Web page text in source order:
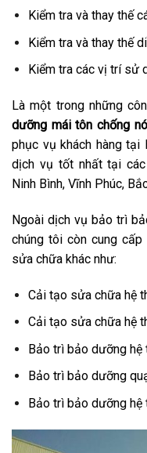
Kiểm tra và thay thế
Kiểm tra và thay thế
Kiểm tra các vị trí sử
Là một trong những
dưỡng mái tôn chống
phục vụ khách hàng tại
dịch vụ tốt nhất tại các
Ninh Bình, Vĩnh Phúc,
Ngoài dịch vụ bảo trì
chúng tôi còn cung
sửa chữa khác như:
Cải tạo sửa chữa hệ
Cải tạo sửa chữa hệ
Bảo trì bảo dưỡng hệ
Bảo trì bảo dưỡng
Bảo trì bảo dưỡng